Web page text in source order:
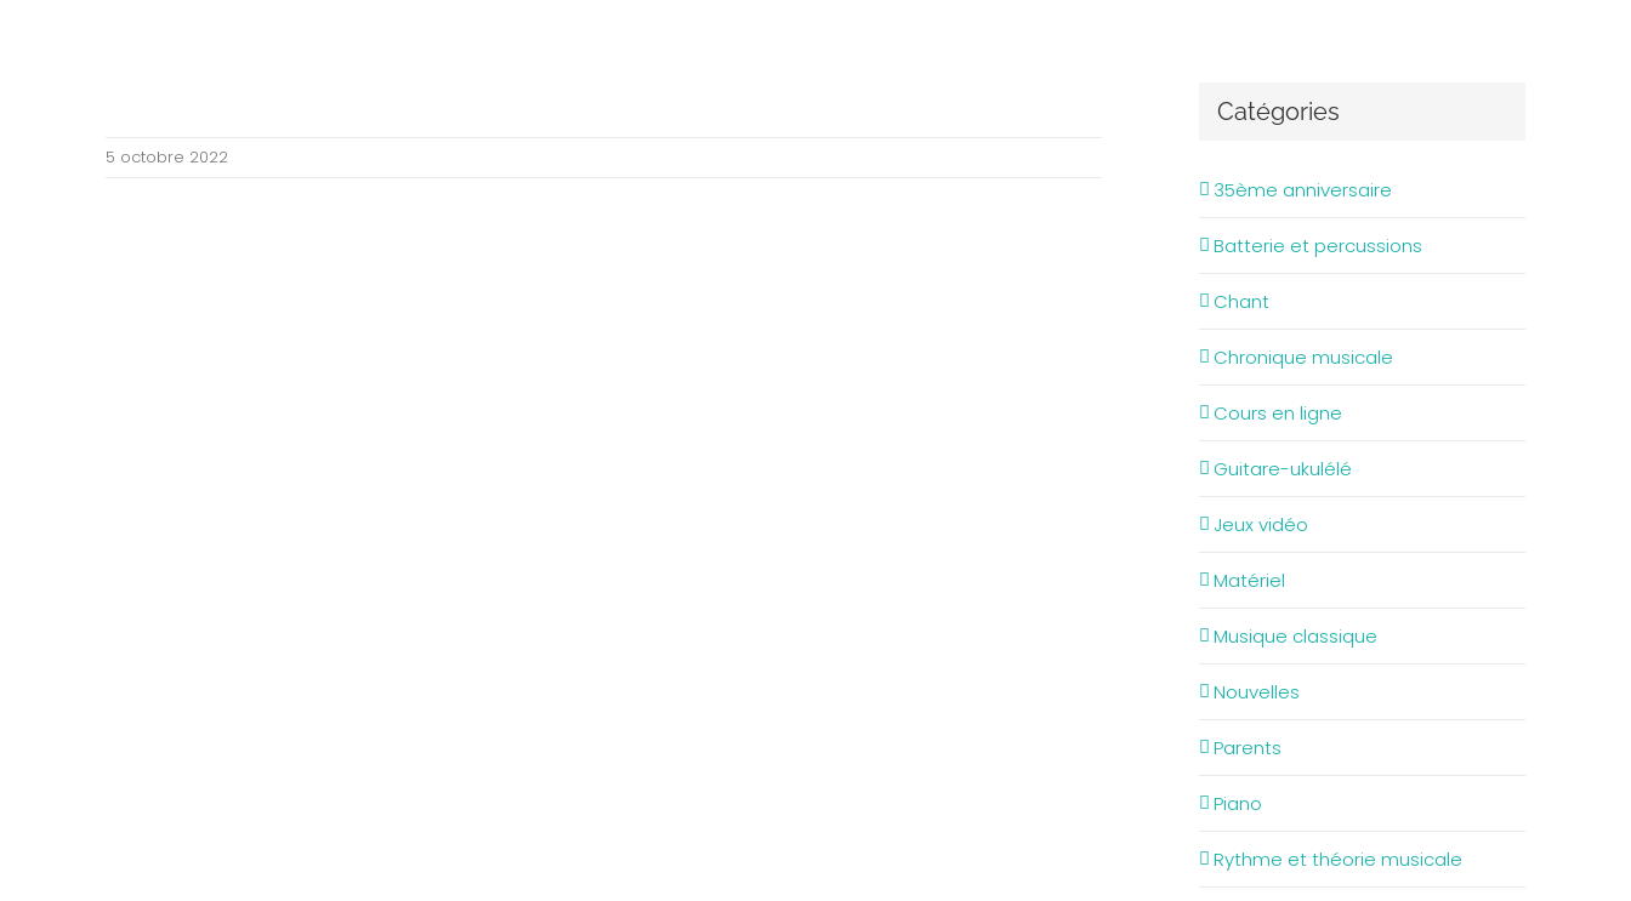
5 octobre 2022
Catégories
35ème anniversaire
Batterie et percussions
Chant
Chronique musicale
Cours en ligne
Guitare-ukulélé
Jeux vidéo
Matériel
Musique classique
Nouvelles
Parents
Piano
Rythme et théorie musicale